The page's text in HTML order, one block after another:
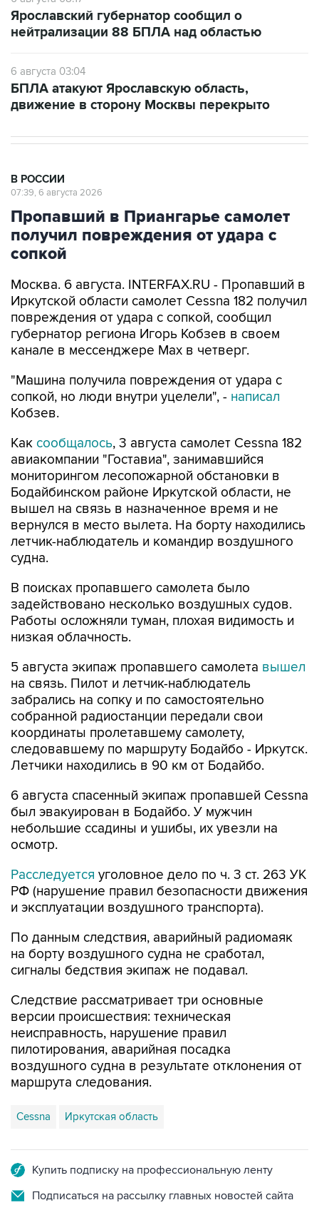
Ярославский губернатор сообщил о
нейтрализации 88 БПЛА над областью
6 августа 03:04
БПЛА атакуют Ярославскую область,
движение в сторону Москвы перекрыто
В РОССИИ
07:39, 6 августа 2026
Пропавший в Приангарье самолет
получил повреждения от удара с
сопкой
Москва. 6 августа. INTERFAX.RU - Пропавший в
Иркутской области самолет Cessna 182 получил
повреждения от удара с сопкой, сообщил
губернатор региона Игорь Кобзев в своем
канале в мессенджере Мах в четверг.
"Машина получила повреждения от удара с
сопкой, но люди внутри уцелели", - написал
Кобзев.
Как сообщалось, 3 августа самолет Cessna 182
авиакомпании "Гоставиа", занимавшийся
мониторингом лесопожарной обстановки в
Бодайбинском районе Иркутской области, не
вышел на связь в назначенное время и не
вернулся в место вылета. На борту находились
летчик-наблюдатель и командир воздушного
судна.
В поисках пропавшего самолета было
задействовано несколько воздушных судов.
Работы осложняли туман, плохая видимость и
низкая облачность.
5 августа экипаж пропавшего самолета вышел
на связь. Пилот и летчик-наблюдатель
забрались на сопку и по самостоятельно
собранной радиостанции передали свои
координаты пролетавшему самолету,
следовавшему по маршруту Бодайбо - Иркутск.
Летчики находились в 90 км от Бодайбо.
6 августа спасенный экипаж пропавшей Cessna
был эвакуирован в Бодайбо. У мужчин
небольшие ссадины и ушибы, их увезли на
осмотр.
Расследуется уголовное дело по ч. 3 ст. 263 УК
РФ (нарушение правил безопасности движения
и эксплуатации воздушного транспорта).
По данным следствия, аварийный радиомаяк
на борту воздушного судна не сработал,
сигналы бедствия экипаж не подавал.
Следствие рассматривает три основные
версии происшествия: техническая
неисправность, нарушение правил
пилотирования, аварийная посадка
воздушного судна в результате отклонения от
маршрута следования.
Cessna Иркутская область
Купить подписку на профессиональную ленту
Подписаться на рассылку главных новостей сайта